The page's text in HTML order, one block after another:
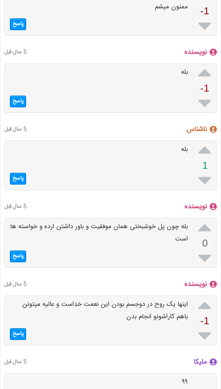
-1

ممنون میشم
پاسخ
نویسنده 5 سال قبل

-1

بله
پاسخ
ناشناس 5 سال قبل

1

بله
پاسخ
نویسنده 5 سال قبل

0

بله چون پل خوشبختی همان موفقیت و باور داشتن ارده و خواسته ها
است
پاسخ
نویسنده 5 سال قبل

-1

اینها یک روح در دوجسم بودن این نعمت خداست و عالیه میتونن
باهم کاراشونو انجام بدن
پاسخ
ملیکا 5 سال قبل
۹۹